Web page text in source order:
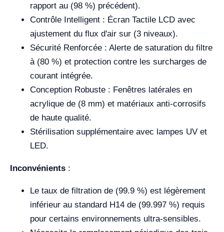
rapport au (98 %) précédent).
Contrôle Intelligent : Écran Tactile LCD avec
ajustement du flux d'air sur (3 niveaux).
Sécurité Renforcée : Alerte de saturation du filtre
à (80 %) et protection contre les surcharges de
courant intégrée.
Conception Robuste : Fenêtres latérales en
acrylique de (8 mm) et matériaux anti-corrosifs
de haute qualité.
Stérilisation supplémentaire avec lampes UV et
LED.
Inconvénients :
Le taux de filtration de (99.9 %) est légèrement
inférieur au standard H14 de (99.997 %) requis
pour certains environnements ultra-sensibles.